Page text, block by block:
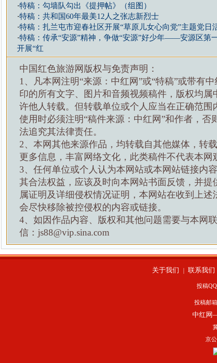
·特稿：勾墙队勾出《提押帖》（组图）
·特稿：共和国60年最美12人之张志新烈士
·特稿：扎兰屯市迎春社区开展“草原儿女心向党”主题党日
·特稿：传承“安源”精神，争做“安源”好少年——安源区第
开展“红
中国红色旅游网版权与免责声明：
1、凡本网注明“来源：中红网”或“特稿”或带有
印的所有文字、图片和音频视频稿件，版权均属
许他人转载。但转载单位或个人应当在正确范围
使用时必须注明“稿件来源：中红网”和作者，否
法追究其法律责任。
2、本网其他来源作品，均转载自其他媒体，转
更多信息，丰富网络文化，此类稿件不代表本网
3、任何单位或个人认为本网站或本网站链接内
其合法权益，应该及时向本网站书面反馈，并提
属证明及详细侵权情况证明，本网站在收到上述
会尽快移除被控侵权的内容或链接。
4、如因作品内容、版权和其他问题需要与本网
信：js88@vip.sina.com
关于我们 联系我们
投稿
投稿邮
中红网
京